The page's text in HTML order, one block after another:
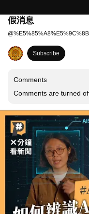
假消息
@
Subscribe
Comments
Comments are turned